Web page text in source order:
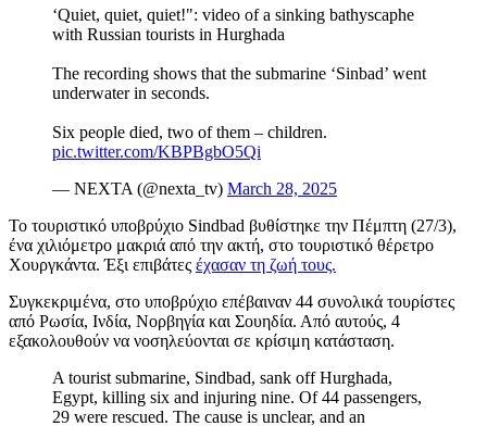
‘Quiet, quiet, quiet!": video of a sinking bathyscaphe
with Russian tourists in Hurghada
The recording shows that the submarine ‘Sinbad’ went
underwater in seconds.
Six people died, two of them – children.
pic.twitter.com/KBPBgbO5Qi
— NEXTA (@nexta_tv) March 28, 2025
Το τουριστικό υποβρύχιο Sindbad βυθίστηκε την Πέμπτη (27/3),
ένα χιλιόμετρο μακριά από την ακτή, στο τουριστικό θέρετρο
Χουργκάντα. Έξι επιβάτες έχασαν τη ζωή τους.
Συγκεκριμένα, στο υποβρύχιο επέβαιναν 44 συνολικά τουρίστες
από Ρωσία, Ινδία, Νορβηγία και Σουηδία. Από αυτούς, 4
εξακολουθούν να νοσηλεύονται σε κρίσιμη κατάσταση.
A tourist submarine, Sindbad, sank off Hurghada,
Egypt, killing six and injuring nine. Of 44 passengers,
29 were rescued. The cause is unclear, and an